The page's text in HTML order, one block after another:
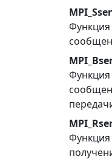
Функция
Функция